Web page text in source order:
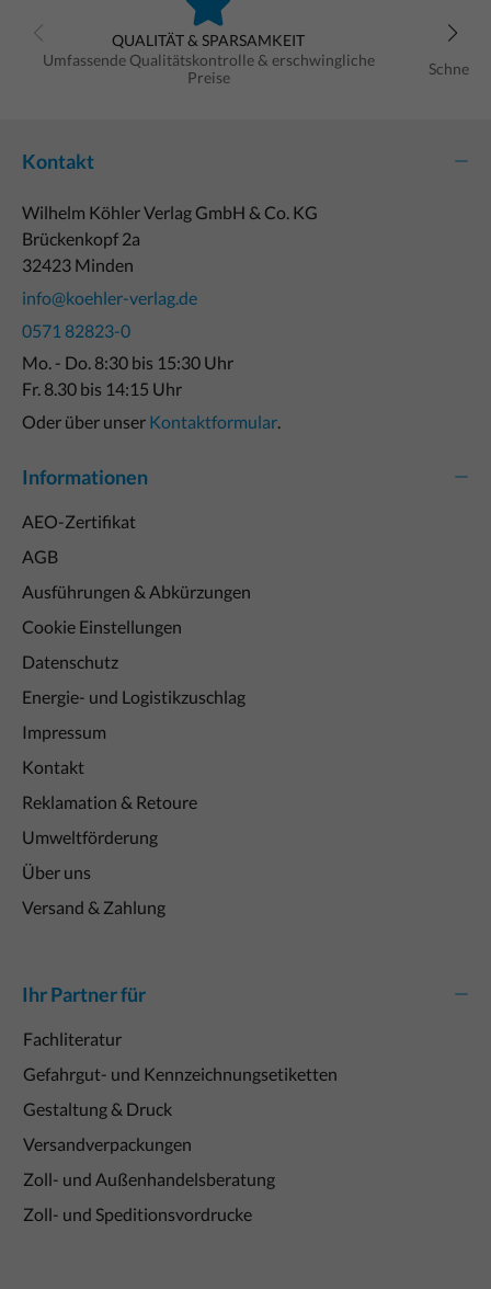
QUALITÄT & SPARSAMKEIT
Umfassende Qualitätskontrolle & erschwingliche
Preise
Schnelle
Kontakt
Wilhelm Köhler Verlag GmbH & Co. KG
Brückenkopf 2a
32423 Minden
info@koehler-verlag.de
0571 82823-0
Mo. - Do. 8:30 bis 15:30 Uhr
Fr. 8.30 bis 14:15 Uhr
Oder über unser Kontaktformular
Informationen
AEO-Zertifikat
AGB
Ausführungen & Abkürzungen
Cookie Einstellungen
Datenschutz
Energie- und Logistikzuschlag
Impressum
Kontakt
Reklamation & Retoure
Umweltförderung
Über uns
Versand & Zahlung
Ihr Partner für
Fachliteratur
Gefahrgut- und Kennzeichnungsetiketten
Gestaltung & Druck
Versandverpackungen
Zoll- und Außenhandelsberatung
Zoll- und Speditionsvordrucke